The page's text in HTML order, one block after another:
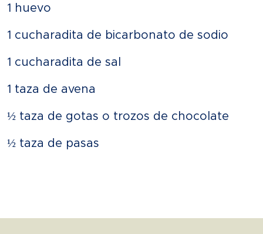
1 huevo
1 cucharadita de bicarbonato de sodio
1 cucharadita de sal
1 taza de avena
½ taza de gotas o trozos de chocolate
½ taza de pasas